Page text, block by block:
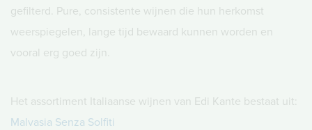
gefilterd. Pure, consistente wijnen die hun herkomst
weerspiegelen, lange tijd bewaard kunnen worden en
vooral erg goed zijn.
Het assortiment Italiaanse wijnen van Edi Kante bestaat uit:
Malvasia Senza Solfiti